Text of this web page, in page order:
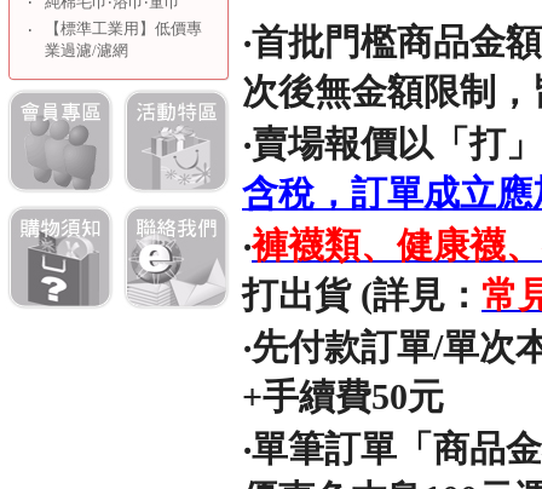
‧
【標準工業用】低價專
業過濾/濾網
‧首批門檻商品金
次後無金額限制
‧賣場報價以「打
含稅，訂單成立應
‧褲襪類、健康襪
打出貨 (詳見： 常
‧先付款訂單/單次
+手續費50元
‧單筆訂單「商品